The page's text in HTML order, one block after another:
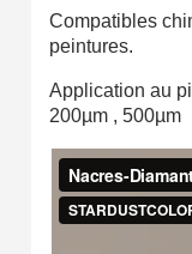
Compatibles
peintures.
Application au
200µm , 500µm